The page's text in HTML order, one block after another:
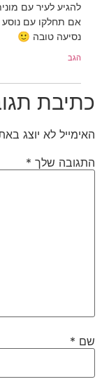
להגיע לעיר עם
אם תחלקו עם נוסע
נסיעה טובה 🙂
הגב
כתיבת
האימייל לא יוצג
התגובה שלך *
שם *